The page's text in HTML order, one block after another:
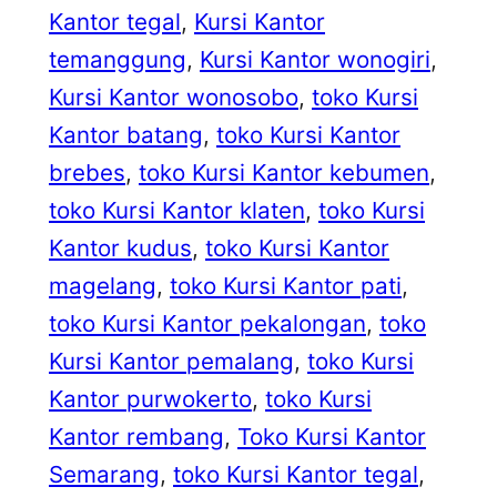
Kantor tegal, Kursi Kantor
temanggung, Kursi Kantor wonogiri
Kursi Kantor wonosobo, toko Kursi
Kantor batang, toko Kursi Kantor
brebes, toko Kursi Kantor kebumen
toko Kursi Kantor klaten, toko Kursi
Kantor kudus, toko Kursi Kantor
magelang, toko Kursi Kantor pati
toko Kursi Kantor pekalongan, toko
Kursi Kantor pemalang, toko Kursi
Kantor purwokerto, toko Kursi
Kantor rembang, Toko Kursi Kantor
Semarang, toko Kursi Kantor tegal